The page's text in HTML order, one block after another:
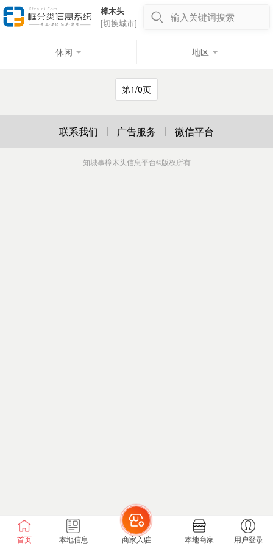
樟木头
[切换城市]
输入关键词搜索
休闲 地区
第1/0页
首页 本地信息 商家入驻 本地商家 用户登录
联系我们 广告服务 微信平台
知城事樟木头信息平台©版权所有